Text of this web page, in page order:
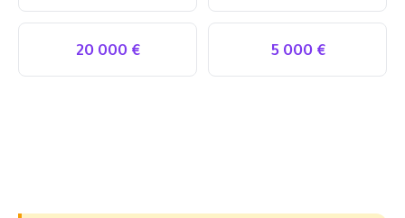
20 000 € 5 000 €